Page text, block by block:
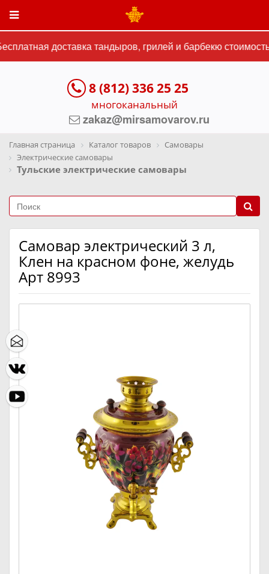
доставка тандыров, грилей и барбекю
8 (812) 336 25 25
многоканальный
zakaz@mirsamovarov.ru
Главная страница Каталог товаров
Самовары
Электрические самовары
Тульские электрические самовары
Самовар электрический 3 л,
Клен на красном фоне, желудь
Арт 8993